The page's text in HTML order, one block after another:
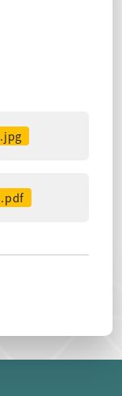
.jpg
.pdf